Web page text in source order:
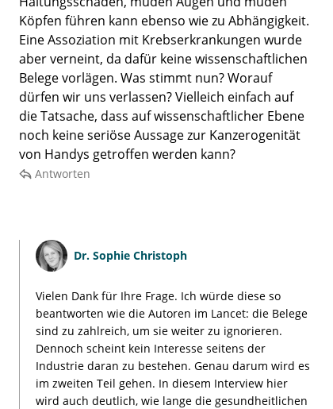
Köpfen führen kann ebenso wie zu Abhängigkeit.
Eine Assoziation mit Krebserkrankungen wurde
aber verneint, da dafür keine wissenschaftlichen
Belege vorlägen. Was stimmt nun? Worauf
dürfen wir uns verlassen? Vielleich einfach auf
die Tatsache, dass auf wissenschaftlicher Ebene
noch keine seriöse Aussage zur Kanzerogenität
von Handys getroffen werden kann?
Antworten
Dr. Sophie Christoph
Vielen Dank für Ihre Frage. Ich würde diese so
beantworten wie die Autoren im Lancet: die Belege
sind zu zahlreich, um sie weiter zu ignorieren.
Dennoch scheint kein Interesse seitens der
Industrie daran zu bestehen. Genau darum wird es
im zweiten Teil gehen. In diesem Interview hier
wird auch deutlich, wie lange die gesundheitlichen